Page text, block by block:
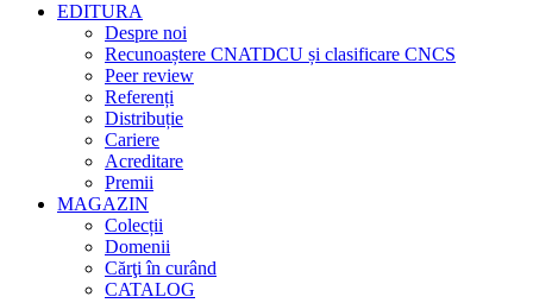
EDITURA
Despre noi
Recunoaștere CNATDCU și clasificare CNCS
Peer review
Referenți
Distribuție
Cariere
Acreditare
Premii
MAGAZIN
Colecții
Domenii
Cărţi în curând
CATALOG